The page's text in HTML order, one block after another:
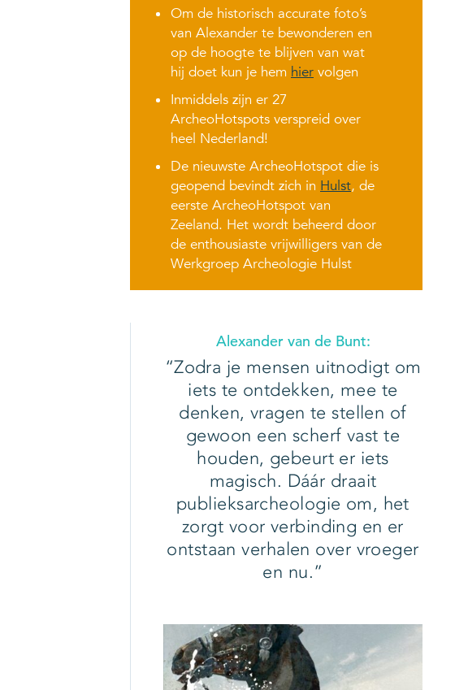
Om de historisch accurate foto’s
van Alexander te bewonderen en
op de hoogte te blijven van wat
hij doet kun je hem hier volgen
Inmiddels zijn er 27
ArcheoHotspots verspreid over
heel Nederland!
De nieuwste ArcheoHotspot die is
geopend bevindt zich in Hulst, de
eerste ArcheoHotspot van
Zeeland. Het wordt beheerd door
de enthousiaste vrijwilligers van de
Werkgroep Archeologie Hulst
Alexander van de Bunt:
Zodra je mensen uitnodigt om
iets te ontdekken, mee te
denken, vragen te stellen of
gewoon een scherf vast te
houden, gebeurt er iets
magisch. Dáár draait
publieksarcheologie om, het
zorgt voor verbinding en er
ontstaan verhalen over vroeger
en nu.